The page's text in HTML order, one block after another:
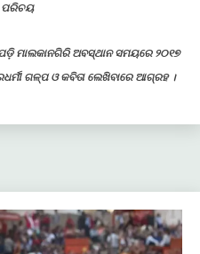
ପରିଚୟ
ମାଲକାନଗିରି ଅବସ୍ଥାନ ସମୟରେ ୨୦୧୭
ଗଳ୍ପ ଓ କବିତା ଲେଖିବାରେ ଆଗ୍ରହ ।